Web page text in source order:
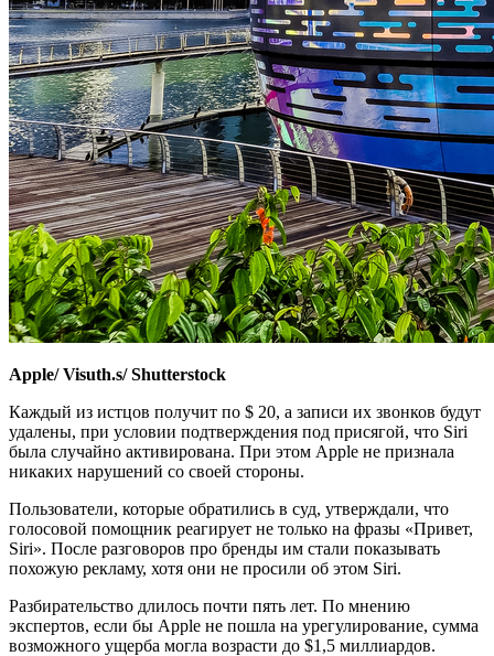
Apple/ Visuth.s/ Shutterstock
Каждый из истцов получит по $ 20, а записи их звонков будут
удалены, при условии подтверждения под присягой, что Siri
была случайно активирована. При этом Apple не признала
никаких нарушений со своей стороны.
Пользователи, которые обратились в суд, утверждали, что
голосовой помощник реагирует не только на фразы «Привет,
Siri». После разговоров про бренды им стали показывать
похожую рекламу, хотя они не просили об этом Siri.
Разбирательство длилось почти пять лет. По мнению
экспертов, если бы Apple не пошла на урегулирование, сумма
возможного ущерба могла возрасти до $1,5 миллиардов.